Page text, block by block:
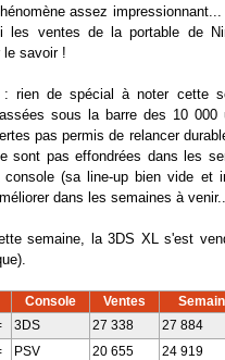
assez
les ventes de la portable de
le savoir !
: rien de spécial à noter cette
sous la barre des 10
pas permis de relancer
sont pas effondrées dans les
console (sa line-up bien vide et
dans les semaines à
semaine, la 3DS XL s'est
Console Ventes
3DS 27 338 27 884
PSV 20 655 24 919